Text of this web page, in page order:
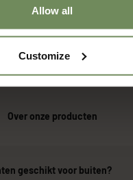
Allow all
Customize
Over onze producten
geschikt voor buiten?